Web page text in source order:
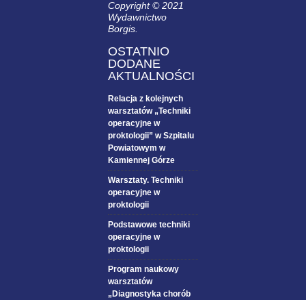
Copyright © 2021
Wydawnictwo
Borgis.
OSTATNIO
DODANE
AKTUALNOŚCI
Relacja z kolejnych
warsztatów „Techniki
operacyjne w
proktologii” w Szpitalu
Powiatowym w
Kamiennej Górze
Warsztaty. Techniki
operacyjne w
proktologii
Podstawowe techniki
operacyjne w
proktologii
Program naukowy
warsztatów
„Diagnostyka chorób